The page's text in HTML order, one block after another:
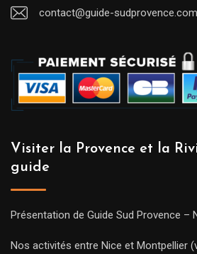
contact@guide-sudprovence.com
Visiter la Provence et la
guide
Présentation de Guide Sud Provence –
Nos activités entre Nice et Montpellier